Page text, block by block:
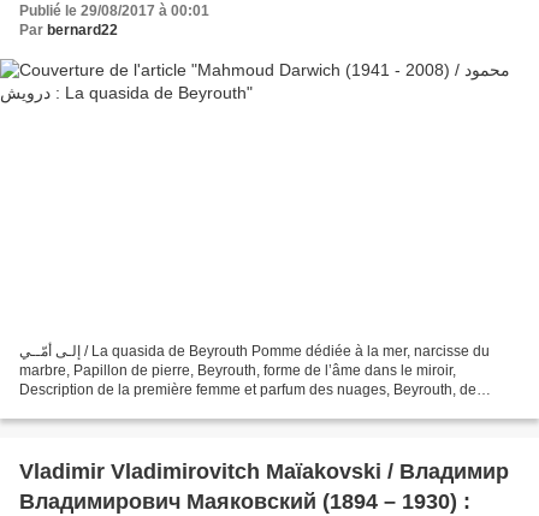
Publié le 29/08/2017 à 00:01
Par bernard22
إلـى أمّــي / La quasida de Beyrouth Pomme dédiée à la mer, narcisse du
marbre, Papillon de pierre, Beyrouth, forme de l’âme dans le miroir,
Description de la première femme et parfum des nuages, Beyrouth, de
Vladimir Vladimirovitch Maïakovski / Владимир
Владимирович Маяковский (1894 – 1930) :